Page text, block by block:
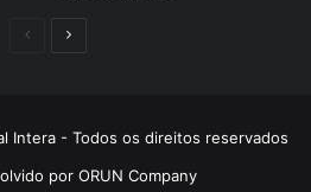
PáginaPróxima
Intera - Todos os direitos reservados
por ORUN Company